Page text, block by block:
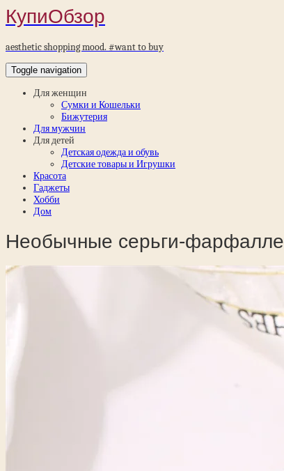
КупиОбзор
aesthetic shopping mood. #want to buy
Toggle navigation
Для женщин
Сумки и Кошельки
Бижутерия
Для мужчин
Для детей
Детская одежда и обувь
Детские товары и Игрушки
Красота
Гаджеты
Хобби
Дом
Необычные серьги-фарфалле